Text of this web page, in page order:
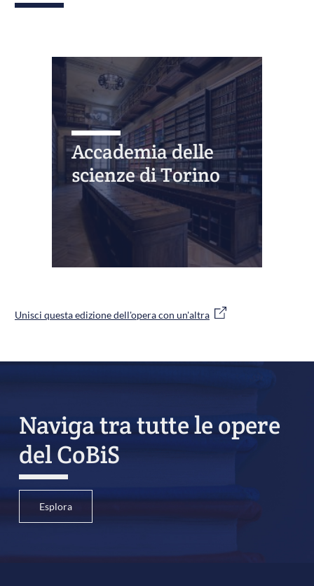
Accademia delle
scienze di Torino
Unisci questa edizione dell'opera con un'altra
Naviga tra tutte le opere
del CoBiS
Esplora